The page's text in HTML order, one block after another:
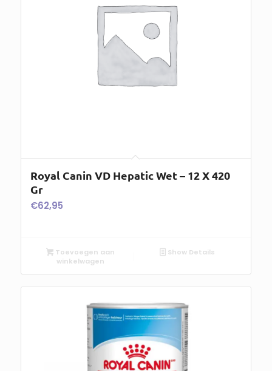
Royal Canin VD Hepatic Wet – 12 X 420
Gr
€62,95
Toevoegen aan
winkelwagen
Show Details